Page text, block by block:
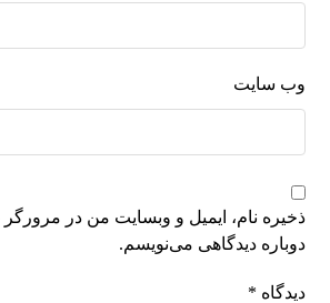
وب‌ سایت
ذخیره نام، ایمیل و وبسایت من در
دوباره دیدگاهی می‌نویسم.
دیدگاه *